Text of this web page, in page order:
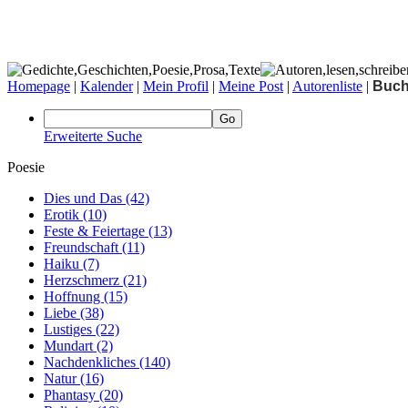
Homepage | Kalender| Mein Profil | Meine Post | Autorenliste |
Erweiterte Suche
Poesie
Dies und Das (42)
Erotik (10)
Feste & Feiertage (13)
Freundschaft (11)
Haiku (7)
Herzschmerz (21)
Hoffnung (15)
Liebe (38)
Lustiges (22)
Mundart (2)
Nachdenkliches (140)
Natur(16)
Phantasy (20)